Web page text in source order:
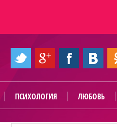
ПСИХОЛОГИЯ ЛЮБОВЬ